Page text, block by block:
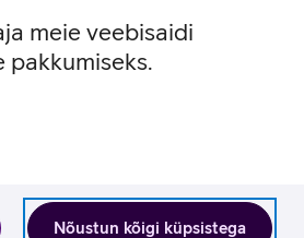
meie veebisaidi
pakkumiseks.
Nõustun kõigi küpsistega
helipildiga.